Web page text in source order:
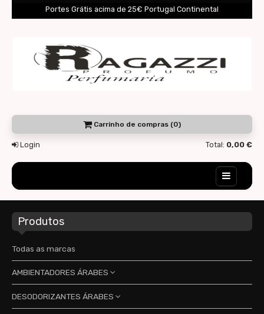
Portes Grátis acima de 25€ Portugal Continental
Carrinho de compras (0)
Login Total: 0,00 €
Novidades
Destaques
Promoções
Sobre nós
Produtos
Todas as marcas
AMBIENTADORES ÁRABES
Lattafa Parfums
DESODORIZANTES ÁRABES